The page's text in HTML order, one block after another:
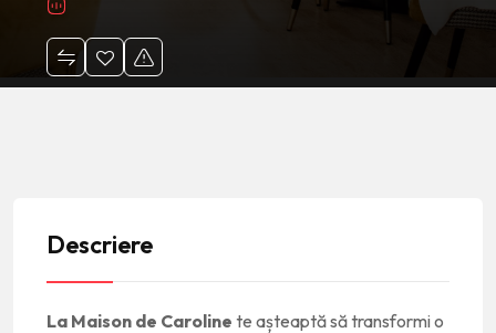
Descriere
La Maison de Caroline te așteaptă să transformi o